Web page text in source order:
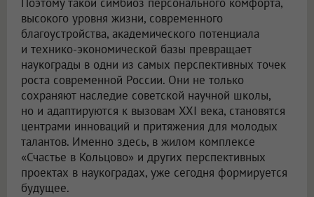
высокого уровня жизни, современного
благоустройства, академического потенциала
и технико-экономической базы превращает
наукограды в одни из самых перспективных точек
роста современной России. Они не только
сохраняют наследие советской научной школы,
но и адаптируются к вызовам XXI века, становятся
центрами инноваций и притяжения для молодых
талантов. Именно здесь, в жилом комплексе
«Счастье в Кольцово» и других перспективных
проектах в наукоградах, уже сегодня формируется
будущее.